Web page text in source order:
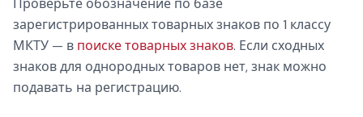
Проверьте обозначение по базе
зарегистрированных товарных знаков по 1 классу
МКТУ — в поиске товарных знаков. Если сходных
знаков для однородных товаров нет, знак можно
подавать на регистрацию.